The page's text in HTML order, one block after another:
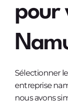
pour
Sélectionner
entreprise
nous avons